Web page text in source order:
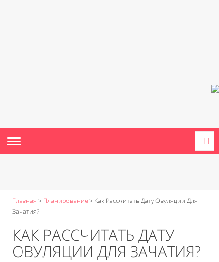
TOGGLE
NAVIGATION
Главная > Планирование> Как Рассчитать Дату Овуляции Для
Зачатия?
КАК РАССЧИТАТЬ ДАТУ
ОВУЛЯЦИИ ДЛЯ ЗАЧАТИЯ?